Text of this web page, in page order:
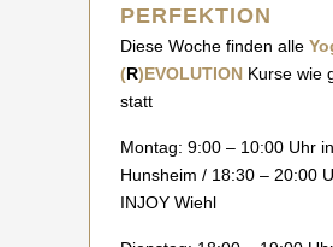
PERFEKTION
Diese Woche finden alle
(R)EVOLUTION Kurse wie
statt
Montag: 9:00 – 10:00 Uhr
Hunsheim / 18:30 – 20:00
INJOY Wiehl